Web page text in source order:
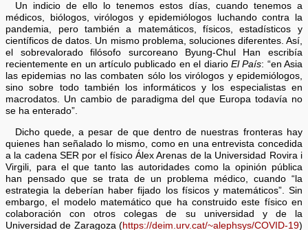
Un indicio de ello lo tenemos estos días, cuando tenemos a
médicos, biólogos, virólogos y epidemiólogos luchando contra la
pandemia, pero también a matemáticos, físicos, estadísticos y
científicos de datos. Un mismo problema, soluciones diferentes. Así,
el sobrevalorado filósofo surcoreano Byung-Chul Han escribía
recientemente en un artículo publicado en el diario El País: “en Asia
las epidemias no las combaten sólo los virólogos y epidemiólogos,
sino sobre todo también los informáticos y los especialistas en
macrodatos. Un cambio de paradigma del que Europa todavía no
se ha enterado”.
Dicho quede, a pesar de que dentro de nuestras fronteras hay
quienes han señalado lo mismo, como en una entrevista concedida
a la cadena SER por el físico Álex Arenas de la Universidad Rovira i
Virgili, para el que tanto las autoridades como la opinión pública
han pensado que se trata de un problema médico, cuando “la
estrategia la deberían haber fijado los físicos y matemáticos”. Sin
embargo, el modelo matemático que ha construido este físico en
colaboración con otros colegas de su universidad y de la
Universidad de Zaragoza (https://deim.urv.cat/~alephsys/COVID-19)